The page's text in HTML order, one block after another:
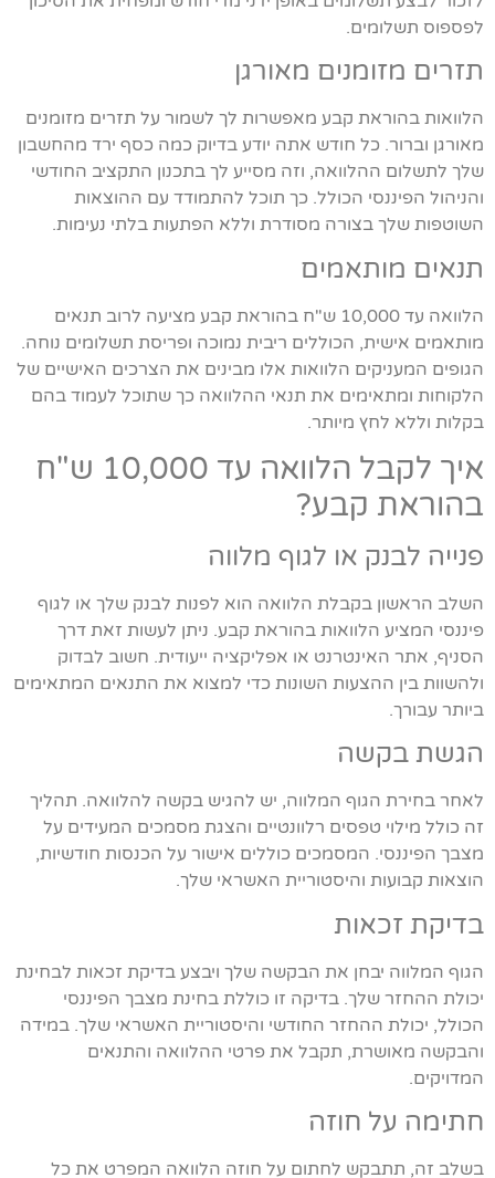
לפספוס תשלומים.
תזרים מזומנים מאורגן
הלוואות בהוראת קבע מאפשרות לך לשמור על תזרים מזומנים
מאורגן וברור. כל חודש אתה יודע בדיוק כמה כסף ירד מהחשבון
שלך לתשלום ההלוואה, וזה מסייע לך בתכנון התקציב החודשי
והניהול הפיננסי הכולל. כך תוכל להתמודד עם ההוצאות
השוטפות שלך בצורה מסודרת וללא הפתעות בלתי נעימות.
תנאים מותאמים
הלוואה עד 10,000 ש"ח בהוראת קבע מציעה לרוב תנאים
מותאמים אישית, הכוללים ריבית נמוכה ופריסת תשלומים נוחה.
הגופים המעניקים הלוואות אלו מבינים את הצרכים האישיים של
הלקוחות ומתאימים את תנאי ההלוואה כך שתוכל לעמוד בהם
בקלות וללא לחץ מיותר.
איך לקבל הלוואה עד 10,000 ש"ח
בהוראת קבע?
פנייה לבנק או לגוף מלווה
השלב הראשון בקבלת הלוואה הוא לפנות לבנק שלך או לגוף
פיננסי המציע הלוואות בהוראת קבע. ניתן לעשות זאת דרך
הסניף, אתר האינטרנט או אפליקציה ייעודית. חשוב לבדוק
ולהשוות בין ההצעות השונות כדי למצוא את התנאים המתאימים
ביותר עבורך.
הגשת בקשה
לאחר בחירת הגוף המלווה, יש להגיש בקשה להלוואה. תהליך
זה כולל מילוי טפסים רלוונטיים והצגת מסמכים המעידים על
מצבך הפיננסי. המסמכים כוללים אישור על הכנסות חודשיות,
הוצאות קבועות והיסטוריית האשראי שלך.
בדיקת זכאות
הגוף המלווה יבחן את הבקשה שלך ויבצע בדיקת זכאות לבחינת
יכולת ההחזר שלך. בדיקה זו כוללת בחינת מצבך הפיננסי
הכולל, יכולת ההחזר החודשי והיסטוריית האשראי שלך. במידה
והבקשה מאושרת, תקבל את פרטי ההלוואה והתנאים
המדויקים.
חתימה על חוזה
בשלב זה, תתבקש לחתום על חוזה הלוואה המפרט את כל